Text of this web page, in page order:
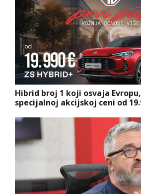
Hibrid broj 1 koji osvaja
specijalnoj akcijskoj ceni od